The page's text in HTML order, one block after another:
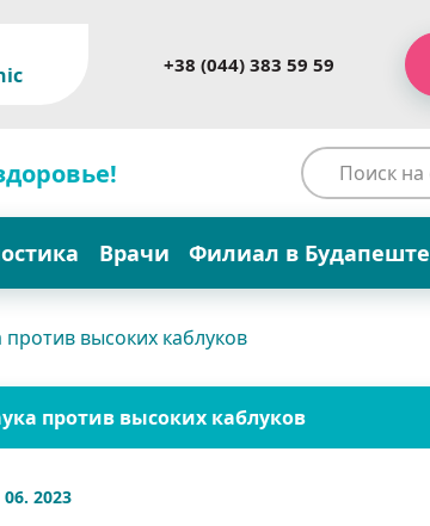
+38 (044) 383 59 59
Врачи Филиал в Будапеште
против высоких каблуков
против высоких каблуков
06. 2023